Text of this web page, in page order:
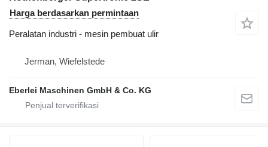
Harga berdasarkan permintaan
Peralatan industri - mesin pembuat ulir
Jerman, Wiefelstede
Eberlei Maschinen GmbH & Co. KG